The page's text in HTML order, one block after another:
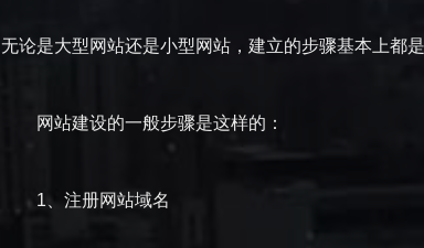
无论是大型网站还是小型网站，建立的步骤基本上都
网站建设的一般步骤是这样的：
1、注册网站域名